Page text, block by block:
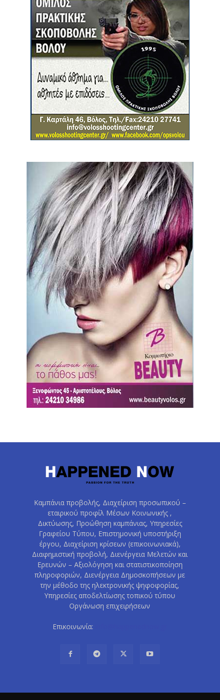
Καμπάνια προβολής, Διαχείριση προσωπικού –
εταιρικού προφίλ Μέσων Κοινωνικής ,
Δικτύωσης, Προώθηση καμπάνιας, Υπηρεσίες
Γραφείου Τύπου, Επιστημονική υποστήριξη
έργου, Διαχείριση κρίσεων (επικοινωνιακά),
Διαφημιστική προβολή, Διενέργεια Μελετών και
Ερευνών – Αξιολόγηση και στατιστικοποίηση
πληροφοριών, Διενέργεια Δημοσκοπήσεων με
την μέθοδο της ηλεκτρονικής ψηφοφορίας,
Υπηρεσίες αποδελτίωσης τοπικού τύπου
Οργάνωση επιχειρήσεων
Επικοινωνία: